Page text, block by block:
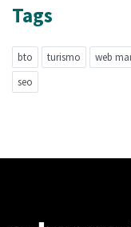
Tags
bto turismo web
seo